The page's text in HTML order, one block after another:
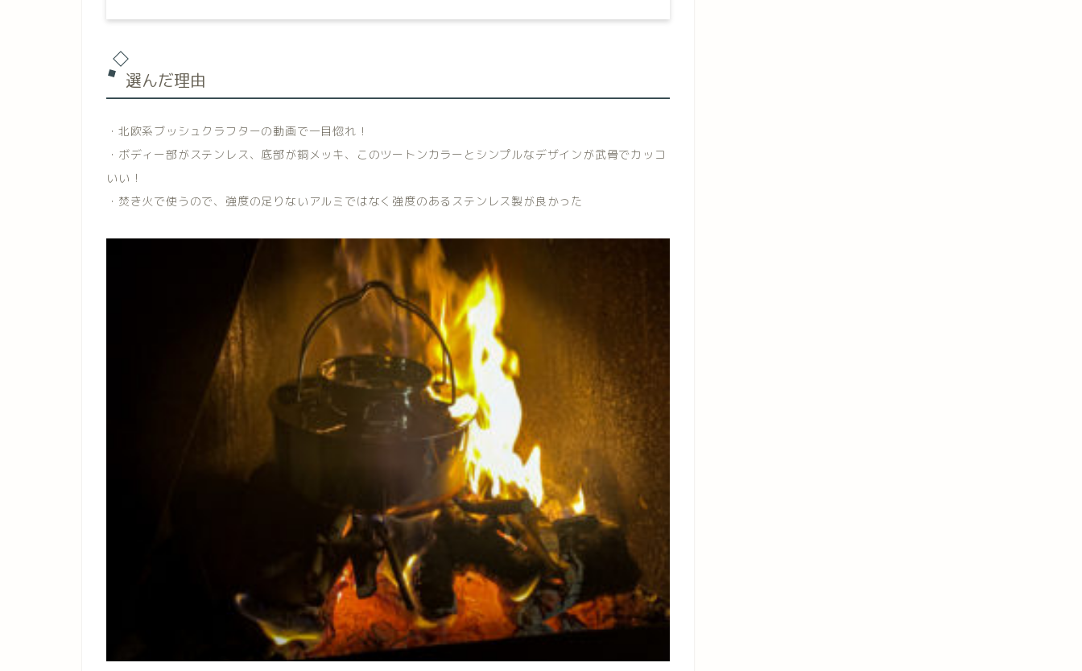
選んだ理由
・北欧系ブッシュクラフターの動画で一目惚れ！
・ボディー部がステンレス、底部が銅メッキ、このツートンカラーとシンプルなデザインが武骨でカッコ
いい！
・焚き火で使うので、強度の足りないアルミではなく強度のあるステンレス製が良かった